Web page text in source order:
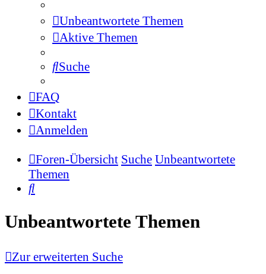
Unbeantwortete Themen
Aktive Themen
Suche
FAQ
Kontakt
Anmelden
Foren-Übersicht Suche Unbeantwortete
Themen
Unbeantwortete Themen
Zur erweiterten Suche